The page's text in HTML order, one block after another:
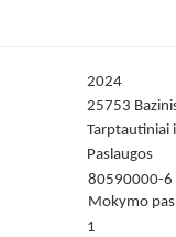
2024
25753
Tarptautiniai
Paslaugos
80590000-6
Mokymo
1